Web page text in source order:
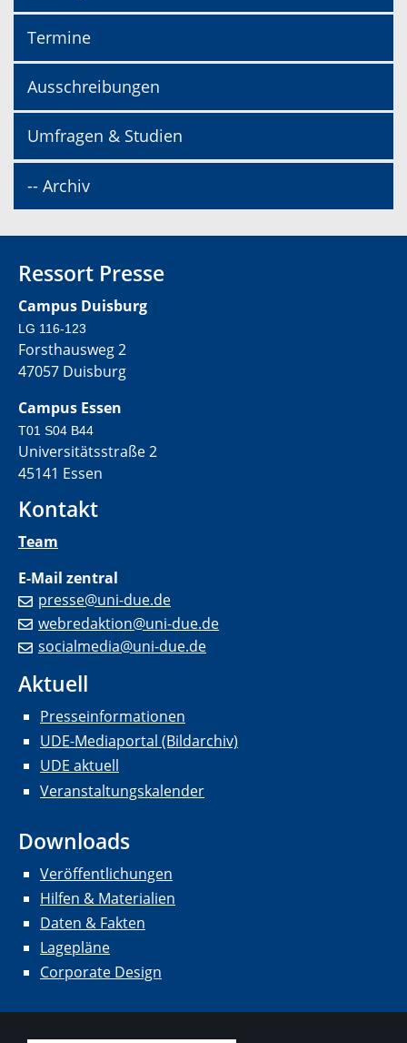
Termine
Ausschreibungen
Umfragen & Studien
-- Archiv
Ressort Presse
Campus Duisburg
LG 116-123
Forsthausweg 2
47057 Duisburg
Campus Essen
T01 S04 B44
Universitätsstraße 2
45141 Essen
Kontakt
Team
E-Mail zentral
presse@uni-due.de
webredaktion@uni-due.de
socialmedia@uni-due.de
Aktuell
Presseinformationen
UDE-Mediaportal (Bildarchiv)
UDE aktuell
Veranstaltungskalender
Downloads
Veröffentlichungen
Hilfen & Materialien
Daten & Fakten
Lagepläne
Corporate Design